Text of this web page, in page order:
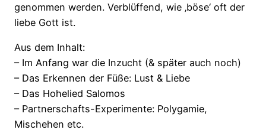
genommen werden. Verblüffend, wie ‚böse‘ oft der
liebe Gott ist.
Aus dem Inhalt:
– Im Anfang war die Inzucht (& später auch noch)
– Das Erkennen der Füße: Lust & Liebe
– Das Hohelied Salomos
– Partnerschafts-Experimente: Polygamie,
Mischehen etc.